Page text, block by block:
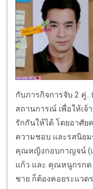
กับภารกิจการจับ 2 คู่
สถานการณ์ เพื่อให้เจ้
รักกันให้ได้ โดยอาศัย
ความชอบ และรสนิยม
คุณหญิงกอบกาญจน์ (
แก้ว และ คุณหนูกรกต
ชาย ก็ต้องคอยระแวด